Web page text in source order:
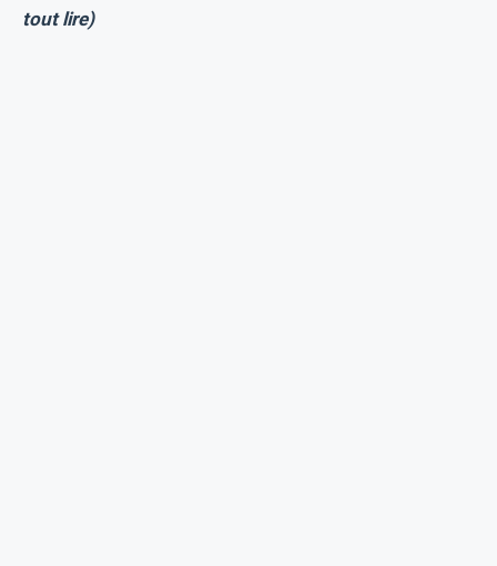
tout lire)